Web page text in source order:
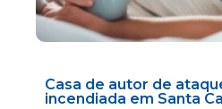
Casa de autor de
incendiada em Santa